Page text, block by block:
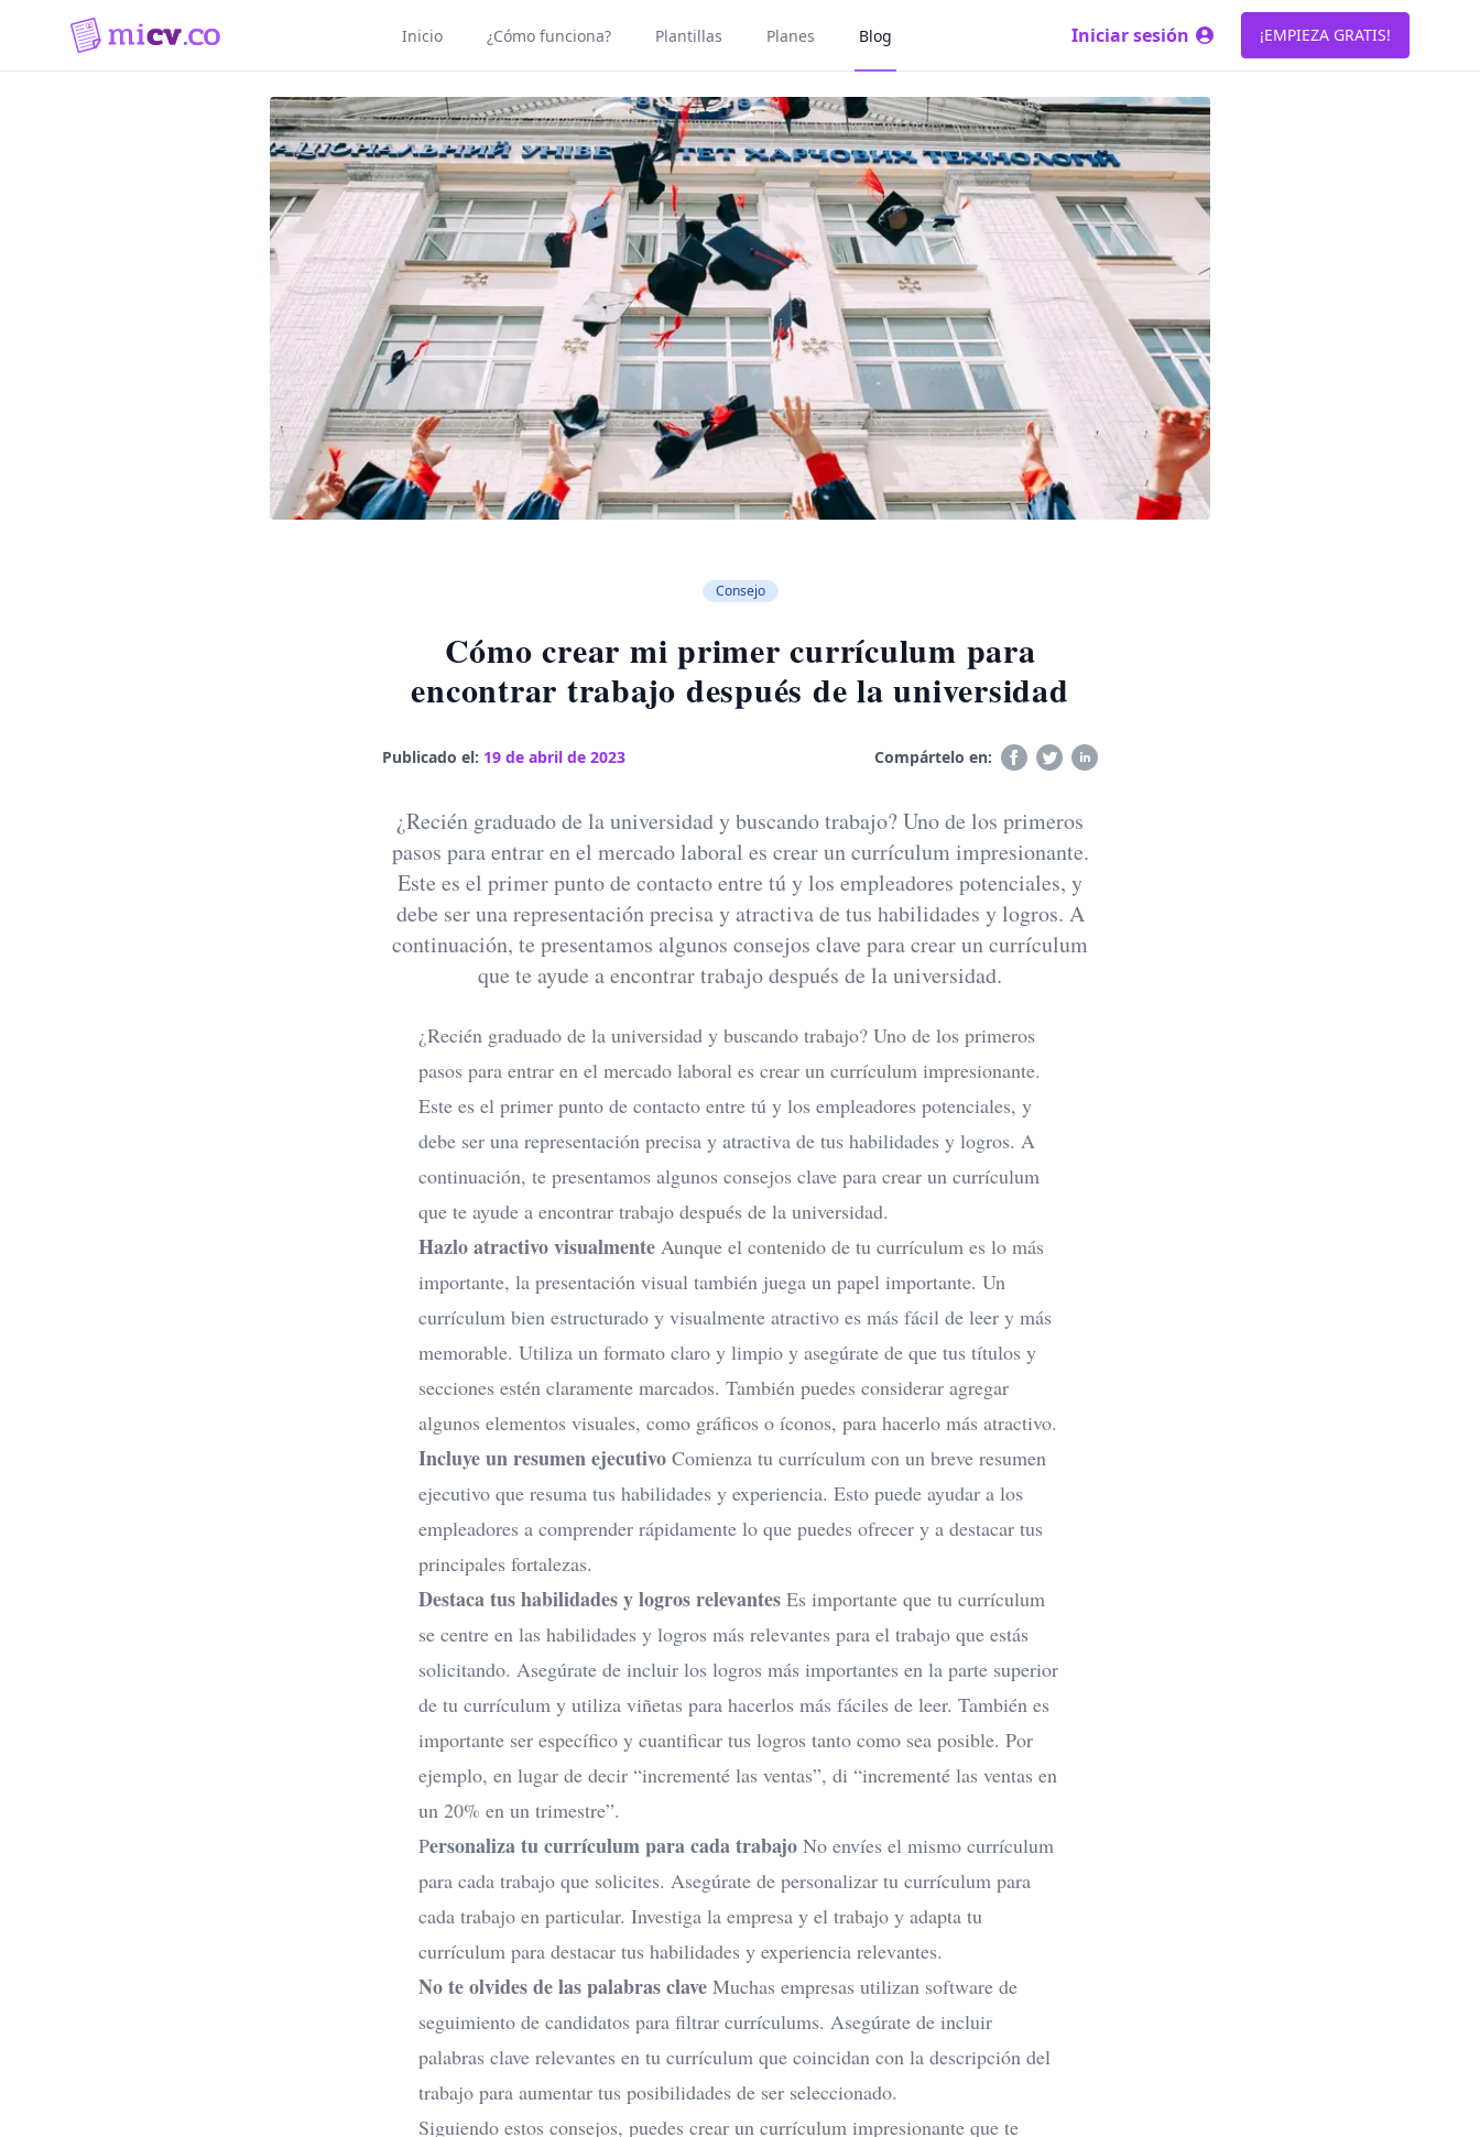
Inicio ¿Cómo funciona? Plantillas Planes Blog Iniciar sesión ¡EMPIEZA GRATIS!
Consejo
Cómo crear mi primer currículum para
encontrar trabajo después de la universidad
Publicado el: 19 de abril de 2023 Compártelo en:
¿Recién graduado de la universidad y buscando trabajo? Uno de los primeros
pasos para entrar en el mercado laboral es crear un currículum impresionante.
Este es el primer punto de contacto entre tú y los empleadores potenciales, y
debe ser una representación precisa y atractiva de tus habilidades y logros. A
continuación, te presentamos algunos consejos clave para crear un currículum
que te ayude a encontrar trabajo después de la universidad.
¿Recién graduado de la universidad y buscando trabajo? Uno de los primeros
pasos para entrar en el mercado laboral es crear un currículum impresionante.
Este es el primer punto de contacto entre tú y los empleadores potenciales, y
debe ser una representación precisa y atractiva de tus habilidades y logros. A
continuación, te presentamos algunos consejos clave para crear un currículum
que te ayude a encontrar trabajo después de la universidad.
Hazlo atractivo visualmenteAunque el contenido de tu currículum es lo más
importante, la presentación visual también juega un papel importante. Un
currículum bien estructurado y visualmente atractivo es más fácil de leer y más
memorable. Utiliza un formato claro y limpioy asegúrate de que tus títulos y
secciones estén claramente marcados. También puedes considerar agregar
algunos elementos visuales, como gráficos o íconos, para hacerlo más atractivo.
Incluye un resumen ejecutivoComienza tu currículum con un breve resumen
ejecutivo que resuma tus habilidades y experiencia. Esto puede ayudar a los
empleadores a comprender rápidamente lo que puedes ofrecer y a destacar tus
principales fortalezas.
Destaca tus habilidades y logros relevantesEs importante que tu currículum
se centre en las habilidades y logros más relevantes para el trabajo que estás
solicitando. Asegúrate de incluir los logros más importantes en la parte superior
de tu currículum y utiliza viñetas para hacerlos más fáciles de leer. También es
importante ser específico y cuantificar tus logros tanto como sea posible. Por
ejemplo, en lugar de decir “incrementé las ventas”, di “incrementé las ventas en
un 20% en un trimestre”.
Personaliza tu currículum para cada trabajoNo envíes el mismo currículum
para cada trabajo que solicites. Asegúrate de personalizar tu currículum para
cada trabajo en particular. Investiga la empresa y el trabajo y adapta tu
currículum para destacar tus habilidades y experiencia relevantes.
No te olvides de las palabras claveMuchas empresas utilizan software de
seguimiento de candidatos para filtrar currículums. Asegúrate de incluir
palabras clave relevantes en tu currículum que coincidan con la descripción del
trabajo para aumentar tus posibilidades de ser seleccionado.
Siguiendo estos consejos, puedes crear un currículum impresionante que te